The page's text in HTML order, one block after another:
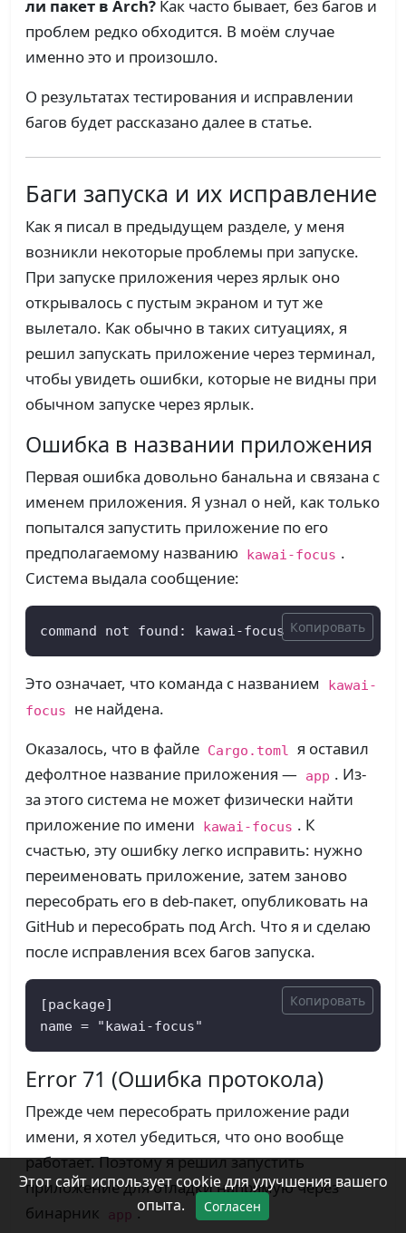
ли пакет в Arch? Как часто бывает, без багов и
проблем редко обходится. В моём случае
именно это и произошло.
О результатах тестирования и исправлении
багов будет рассказано далее в статье.
Баги запуска и их исправление
Как я писал в предыдущем разделе, у меня
возникли некоторые проблемы при запуске.
При запуске приложения через ярлык оно
открывалось с пустым экраном и тут же
вылетало. Как обычно в таких ситуациях, я
решил запускать приложение через терминал,
чтобы увидеть ошибки, которые не видны при
обычном запуске через ярлык.
Ошибка в названии приложения
Первая ошибка довольно банальна и связана с
именем приложения. Я узнал о ней, как только
попытался запустить приложение по его
предполагаемому названию
kawai-focus .
Система выдала сообщение:
command not found: kawai-focus Копировать
Это означает, что команда с названием
kawai-
focus
не найдена.
Оказалось, что в файле Cargo.toml
я оставил
дефолтное название приложения — app . Из-
за этого система не может физически найти
приложение по имени
kawai-focus . К
счастью, эту ошибку легко исправить: нужно
переименовать приложение, затем заново
пересобрать его в deb-пакет, опубликовать на
GitHub и пересобрать под Arch. Что я и сделаю
после исправления всех багов запуска.
[package]
name = "kawai-focus"
Копировать
Error 71 (Ошибка протокола)
Прежде чем пересобрать приложение ради
имени, я хотел убедиться, что оно вообще
работает. Поэтому я решил запустить
приложение для отладки напрямую через
бинарник
app .
Этот сайт использует cookie для улучшения вашего
опыта.
Согласен